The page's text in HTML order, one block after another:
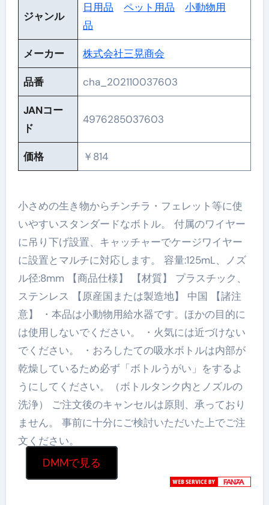
ジャンル
日用品 ペット用品
小動物用
品
メーカー 株式会社三晃商会
品番 cha_202110037603
JANコー
ド
4976285037603
価格 ￥814
小さめの生き物からチンチラ・フェレット等に使
いやすいスタンダードなボトル。 付属のワイヤー
に吊り下げ設置、キャッチャーでケージワイヤー
に設置とマルチに対応します。 容量:125mL、ノズ
ル径:8mm 【商品仕様】 【材質】 プラスチック、
ステンレス 【原産国または製造地】 中国 【諸注
意】 ・本品は小動物用給水器です。ほかの目的に
は使用しないでください。 ・火気には近づけない
でください。 ・おろしたての吸水ボトルは内部が
乾燥しているため必ず「ボトルうがい」をするよ
うにしてください。（ボトルタンク内とノズルの
洗浄） ご注文後のキャンセルは原則、承っており
ません。 事前に十分にご検討いただいた上でご注
文ください。
DMMで見る